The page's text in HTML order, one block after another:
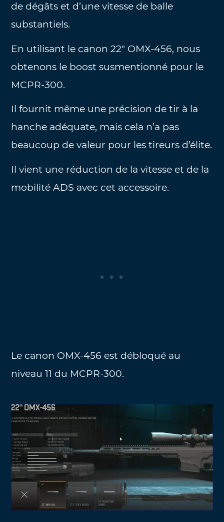
de dégâts et d’une vitesse de balle
substantiels.
En utilisant le canon 22″ OMX-456, nous
obtenons le boost susmentionné pour le
MCPR-300.
Il fournit même une précision de tir à la
hanche adéquate, mais cela n’a pas
beaucoup de valeur pour les tireurs d’élite.
Il vient une réduction de la vitesse et de la
mobilité ADS avec cet accessoire.
Le canon OMX-456 est débloqué au
niveau 11 du MCPR-300.